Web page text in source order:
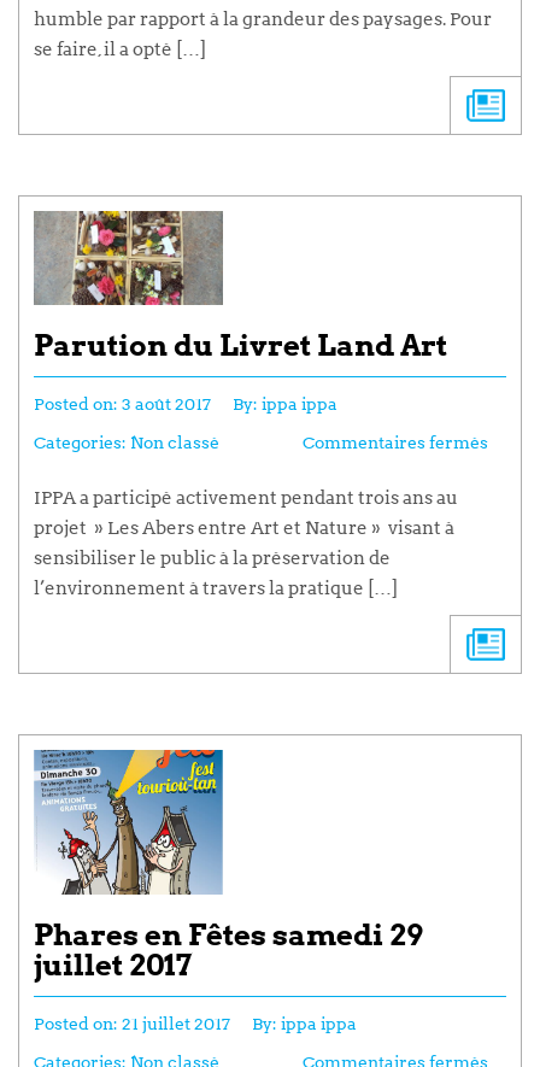
humble par rapport à la grandeur des paysages. Pour
se faire, il a opté […]
Parution du Livret Land Art
Posted on: 3 août 2017 By: ippa ippa
Categories: Non classé Commentaires fermés
IPPA a participé activement pendant trois ans au
projet » Les Abers entre Art et Nature » visant à
sensibiliser le public à la préservation de
l’environnement à travers la pratique […]
Phares en Fêtes samedi 29
juillet 2017
Posted on: 21 juillet 2017 By: ippa ippa
Categories: Non classé Commentaires fermés